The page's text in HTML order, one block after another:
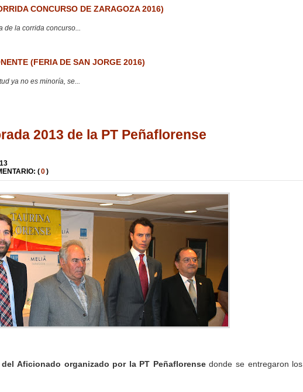
CONCURSO DE ZARAGOZA 2016)
de la corrida concurso...
(FERIA DE SAN JORGE 2016)
ya no es minoría, se...
2013 de la PT Peñaflorense
(0)
del Aficionado organizado por la PT Peñaflorensedonde se entregaron los